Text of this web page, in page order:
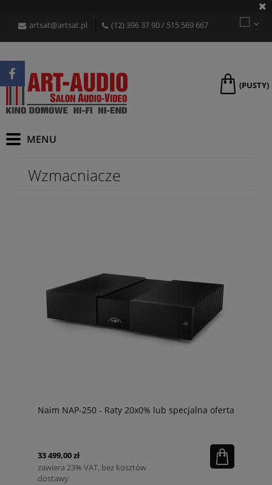
artsat@artsat.pl (12) 396 37 90/ 515 569 667
(PUSTY)
Wzmacniacze
Naim NAP-250 - Raty 20x0% lub specjalna oferta
33 499,00 zł
zawiera 23% VAT, bez kosztów
dostawy